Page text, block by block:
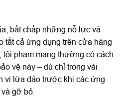
bất chấp những nỗ lực và
tất cả ứng dụng trên cửa hàng
phạm mạng thường có cách
vệ này – dù chỉ trong vài
vi lừa đảo trước khi các ứng
gỡ bỏ.